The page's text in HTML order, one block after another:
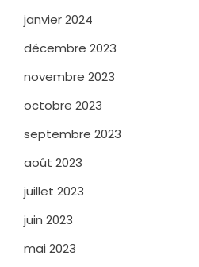
janvier 2024
décembre 2023
novembre 2023
octobre 2023
septembre 2023
août 2023
juillet 2023
juin 2023
mai 2023